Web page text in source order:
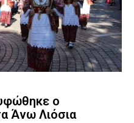
ο
Άνω Λιόσια